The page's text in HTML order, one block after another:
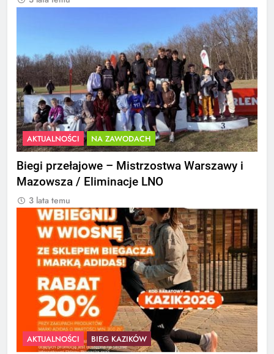
AKTUALNOŚCI NA ZAWODACH
Biegi przełajowe – Mistrzostwa Warszawy i
Mazowsza / Eliminacje LNO
3 lata temu
AKTUALNOŚCI BIEG KAZIKÓW